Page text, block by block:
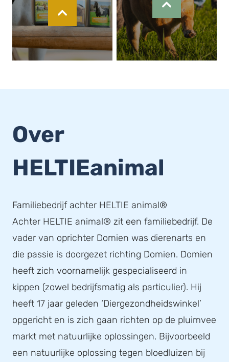
Over
HELTIEanimal
Familiebedrijf achter HELTIE animal®
Achter HELTIE animal® zit een familiebedrijf. De
vader van oprichter Domien was dierenarts en
die passie is doorgezet richting Domien. Domien
heeft zich voornamelijk gespecialiseerd in
kippen (zowel bedrijfsmatig als particulier). Hij
heeft 17 jaar geleden ‘Diergezondheidswinkel’
opgericht en is zich gaan richten op de pluimvee
markt met natuurlijke oplossingen. Bijvoorbeeld
een natuurlijke oplossing tegen bloedluizen bij